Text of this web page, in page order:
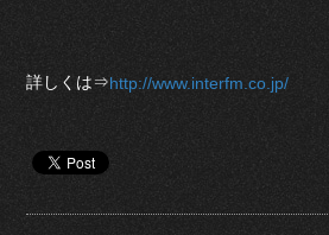
詳しくは⇒http://www.interfm.co.jp/